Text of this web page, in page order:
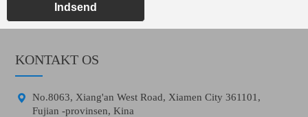
Indsend
KONTAKT OS

No.8063, Xiang'an West Road, Xiamen City 361101,
Fujian -provinsen, Kina